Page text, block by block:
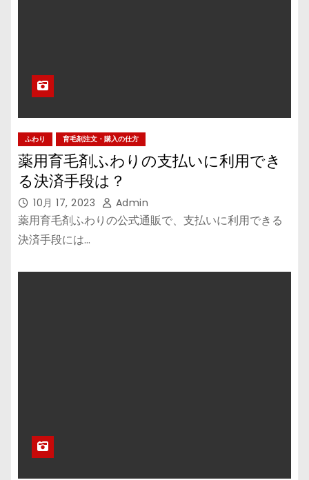
ふわり 育毛剤注文・購入の仕方
薬用育毛剤ふわりの支払いに利用でき
る決済手段は？
10月 17, 2023 Admin
薬用育毛剤ふわりの公式通販で、支払いに利用できる
決済手段には…